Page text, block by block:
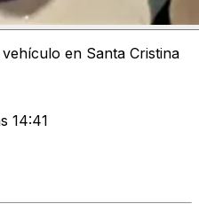
en Santa Cristina
14:41